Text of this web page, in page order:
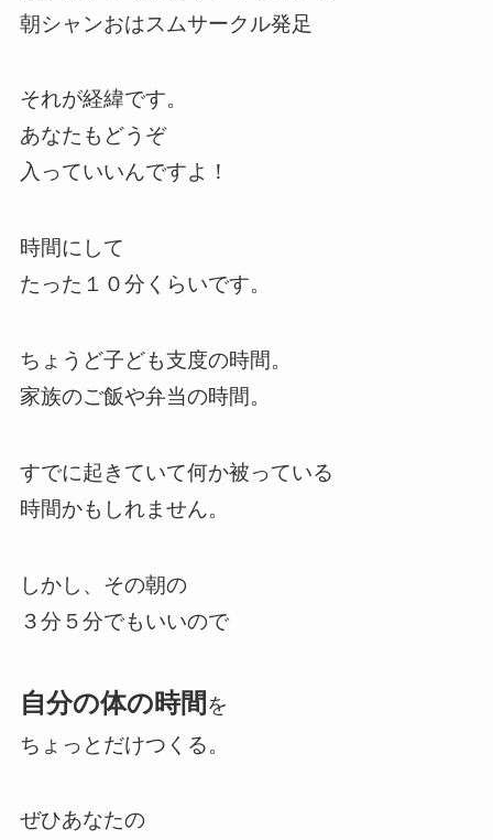
朝シャンおはスムサークル発足
それが経緯です。
あなたもどうぞ
入っていいんですよ！
時間にして
たった１０分くらいです。
ちょうど子ども支度の時間。
家族のご飯や弁当の時間。
すでに起きていて何か被っている
時間かもしれません。
しかし、その朝の
３分５分でもいいので
自分の体の時間 を
ちょっとだけつくる。
ぜひあなたの